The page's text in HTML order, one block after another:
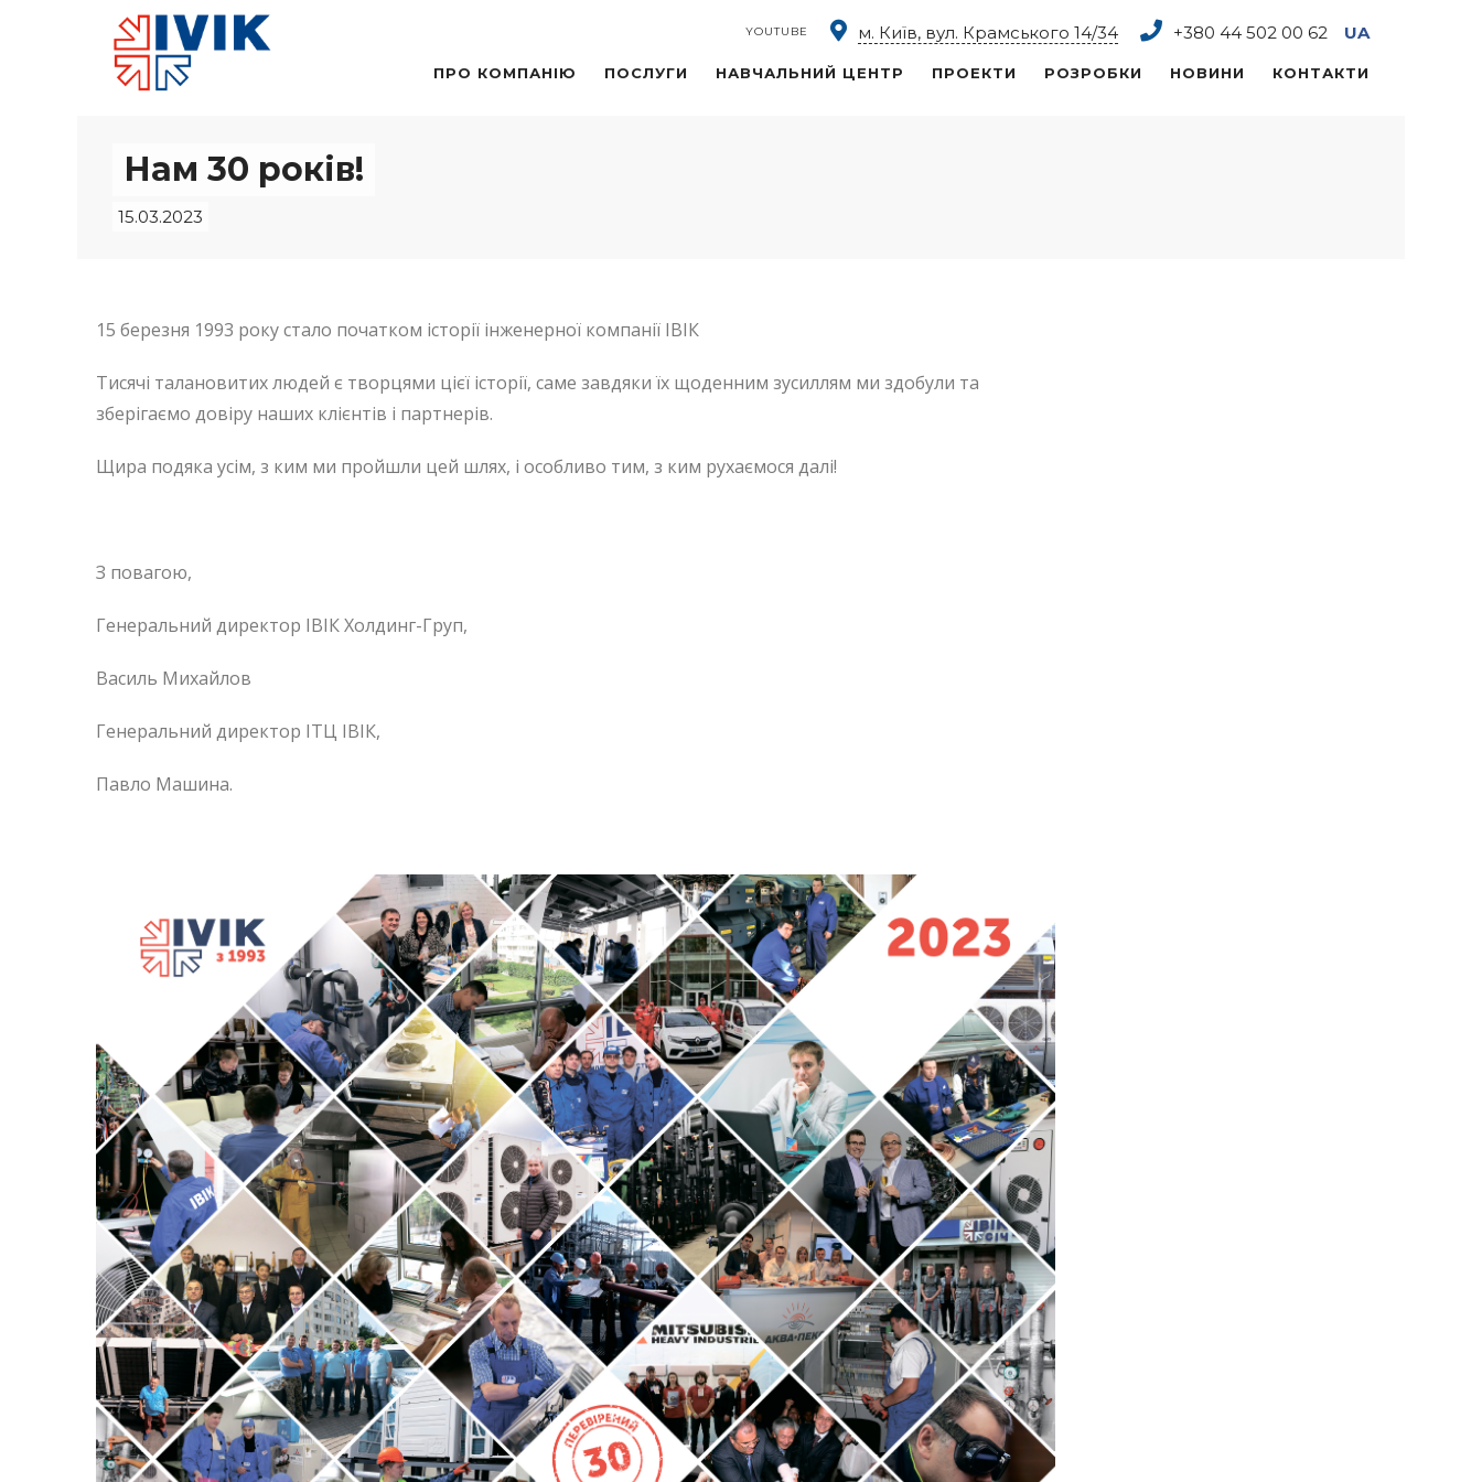
YOUTUBE м. Київ, вул. Крамського 14/34 +380 44 502 00 62 UA
ПРО КОМПАНІЮ ПОСЛУГИ НАВЧАЛЬНИЙ ЦЕНТР ПРОЕКТИ РОЗРОБКИ НОВИНИ КОНТАКТИ
Нам 30 років!
15.03.2023
15 березня 1993 року стало початком історії інженерної компанії ІВІК
Тисячі талановитих людей є творцями цієї історії, саме завдяки їх щоденним зусиллям ми здобули та
зберігаємо довіру наших клієнтів і партнерів.
Щира подяка усім, з ким ми пройшли цей шлях, і особливо тим, з ким рухаємося далі!
З повагою,
Генеральний директор ІВІК Холдинг-Груп,
Василь Михайлов
Генеральний директор ІТЦ ІВІК,
Павло Машина.